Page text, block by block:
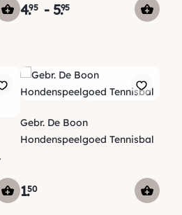
4.95 - 5.95
Gebr. De Boon
Hondenspeelgoed Tennisbal
1.50